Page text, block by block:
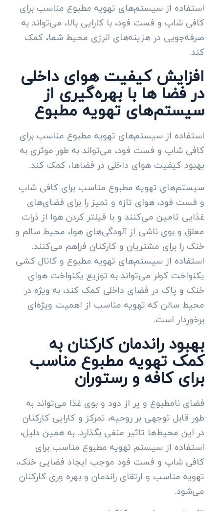
استفاده از سیستم‌های تهویه مطبوع مناسب برای
کافی شاپ و فست فود، با کارایی بالا، می‌تواند به
صرفه‌جویی در هزینه‌های انرژی محیط شما، کمک
کند.
افزایش کیفیت هوای داخلی
در فضا ها با بهره‌گیری از
سیستم‌های تهویه مطبوع
استفاده از سیستم‌های تهویه مطبوع مناسب برای
کافی شاپ و فست فود، می‌تواند به طور موثری به
بهبود کیفیت هوای داخلی در فضاها، کمک کند.
سیستم‌های تهویه مطبوع مناسب برای کافی شاپ
و فست فود، هوای تازه و تمیز را برای فضای‌های
غذایی تامین می‌کنند و با فیلتر کردن هوا از ذرات
معلق و بوی ناشی از آلودگی‌های هوا، محیط سالم و
خنک را برای مشتریان و کارکنان فراهم می‌کنند.
استفاده از سیستم‌های تهویه مطبوع و کانال کشی
یکنواخت کولر می‌تواند به توزیع یکنواخت هوای
خنک و پاک در فضای داخلی کمک کند، به ویژه در
محیط‌ سالن که تهویه مناسب از اهمیت ویژه‌ای
برخوردار است.
بهبود راندمان کارکنان به
کمک تهویه مطبوع مناسب
برای کافه و رستوران
فضای نامطبوع و پر از دود و بوی غذا می‌تواند به
طور قابل توجهی بر روحیه، تمرکز و کارایی کارکنان
در این محیط‌ها تاثیر منفی بگذارد. به همین دلیل،
استفاده از سیستم تهویه مطبوع مناسب برای
کافی شاپ و فست فود موجب ایجاد فضایی خنک،
تهویه مناسب و ارتقای راندمان و بهره وری کارکنان
می‌شود.